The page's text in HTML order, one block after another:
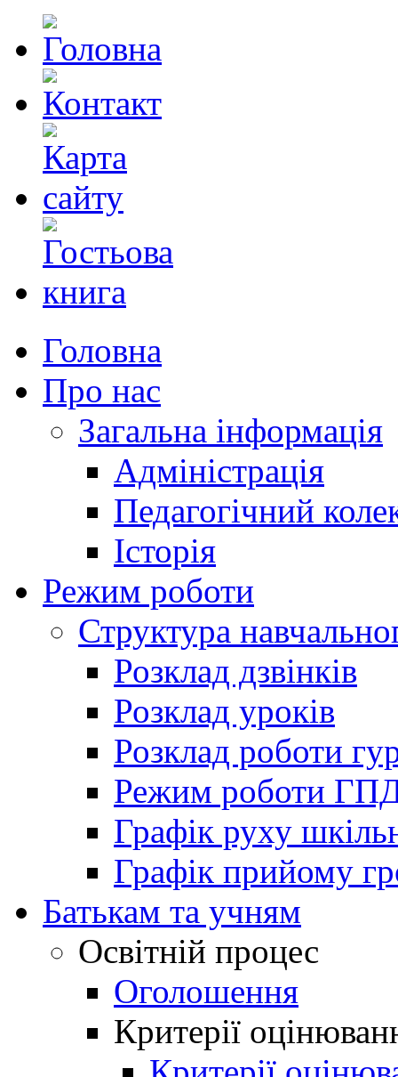
Головна
Про нас
Загальна інформація
Адміністрація
Педагогічний
Історія
Режим роботи
Структура
Розклад дзвінків
Розклад уроків
Розклад роботи
Режим роботи
Графік руху
Графік прийому
Батькам та учням
Освітній процес
Оголошення
Критерії